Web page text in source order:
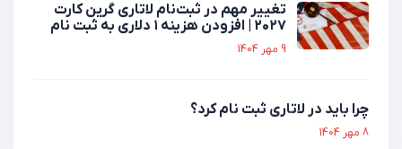
تغییر مهم در ثبت‌نام لاتاری گرین کارت
۲۰۲۷ | افزودن هزینه ۱ دلاری به ثبت نام
9 مهر 1404
چرا باید در لاتاری ثبت نام کرد؟
8 مهر 1404